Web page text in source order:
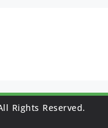
Rights Reserved.